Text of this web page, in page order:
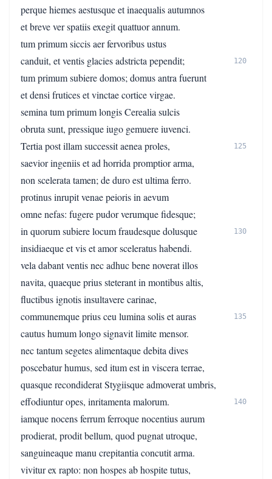
perque hiemes aestusque et inaequalis autumnos
et breve ver spatiis exegit quattuor annum.
tum primum siccis aer fervoribus ustus
canduit, et ventis glacies adstricta pependit;
120
tum primum subiere domos; domus antra fuerunt
et densi frutices et vinctae cortice virgae.
semina tum primum longis Cerealia sulcis
obruta sunt, pressique iugo gemuere iuvenci.
Tertia post illam successit aenea proles,
125
saevior ingeniis et ad horrida promptior arma,
non scelerata tamen; de duro est ultima ferro.
protinus inrupit venae peioris in aevum
omne nefas: fugere pudor verumque fidesque;
in quorum subiere locum fraudesque dolusque
130
insidiaeque et vis et amor sceleratus habendi.
vela dabant ventis nec adhuc bene noverat illos
navita, quaeque prius steterant in montibus altis,
fluctibus ignotis insultavere carinae,
communemque prius ceu lumina solis et auras
135
cautus humum longo signavit limite mensor.
nec tantum segetes alimentaque debita dives
poscebatur humus, sed itum est in viscera terrae,
quasque recondiderat Stygiisque admoverat umbris,
effodiuntur opes, inritamenta malorum.
140
iamque nocens ferrum ferroque nocentius aurum
prodierat, prodit bellum, quod pugnat utroque,
sanguineaque manu crepitantia concutit arma.
vivitur ex rapto: non hospes ab hospite tutus,